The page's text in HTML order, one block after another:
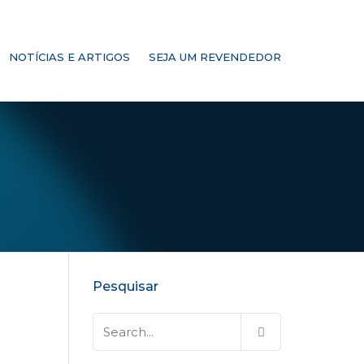
NOTÍCIAS E ARTIGOS SEJA UM REVENDEDOR
Pesquisar